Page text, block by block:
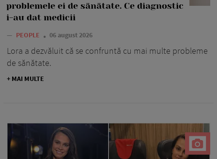
problemele ei de sănătate. Ce diagnostic
i-au dat medicii
— PEOPLE 06 august 2026
Lora a dezvăluit că se confruntă cu mai multe probleme
de sănătate.
+ MAI MULTE